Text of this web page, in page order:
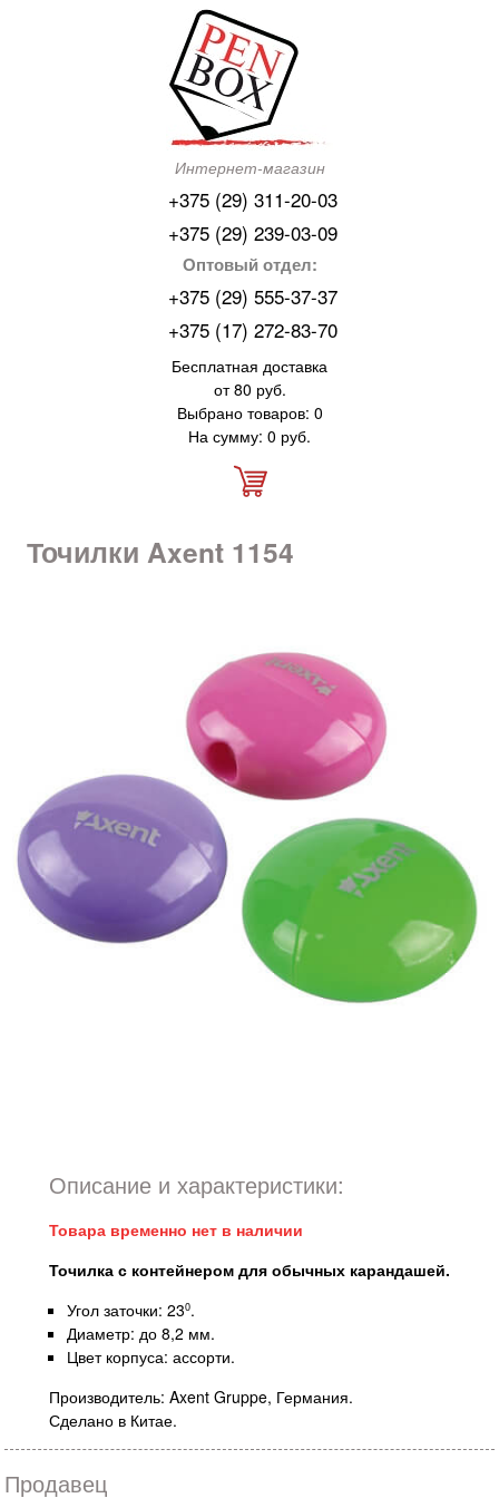
Интернет-магазин
+375 (29) 311-20-03
+375 (29) 239-03-09
Оптовый отдел:
+375 (29) 555-37-37
+375 (17) 272-83-70
Бесплатная доставка
от 80 руб.
Выбрано товаров: 0
На сумму: 0 руб.
Точилки Axent 1154
Описание и характеристики:
Товара временно нет в наличии
Точилка с контейнером для обычных карандашей.
Угол заточки: 230.
Диаметр: до 8,2 мм.
Цвет корпуса: ассорти.
Производитель: Axent Gruppe, Германия.
Сделано в Китае.
Продавец